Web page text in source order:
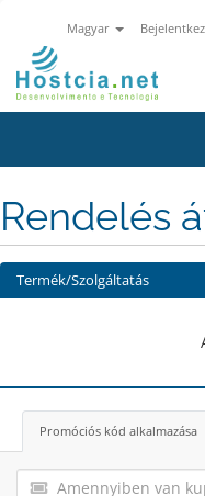
Magyar
Rendelés
Termék/Szolgáltatás
Promóciós kód alkalmazása